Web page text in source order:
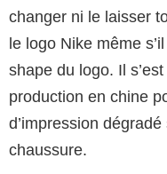
changer ni le laisser
le logo Nike même
shape du logo. Il
production en chine
d’impression
chaussure.